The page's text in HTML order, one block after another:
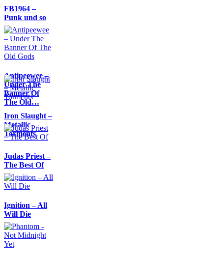
FB1964 –
Punk und so
Antipeewee –
Under The
Banner Of
The Old…
Iron Slaught –
Metallic
Torments
Judas Priest –
The Best Of
Ignition – All
Will Die